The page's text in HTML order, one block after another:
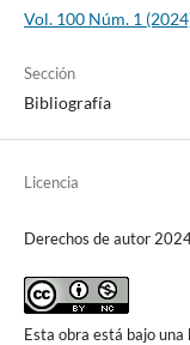
Vol. 100 Núm. 1
Sección
Bibliografía
Licencia
Derechos de autor
Esta obra está bajo